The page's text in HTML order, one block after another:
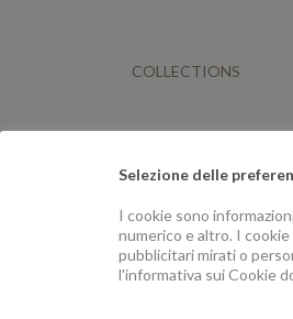
COLLECTIONS
Home/Shop/Jewelry/
DESCRIPTION
Selezione delle
I cookie sono
numerico e altro. I
pubblicitari mirati o
l'informativa sui Cookie